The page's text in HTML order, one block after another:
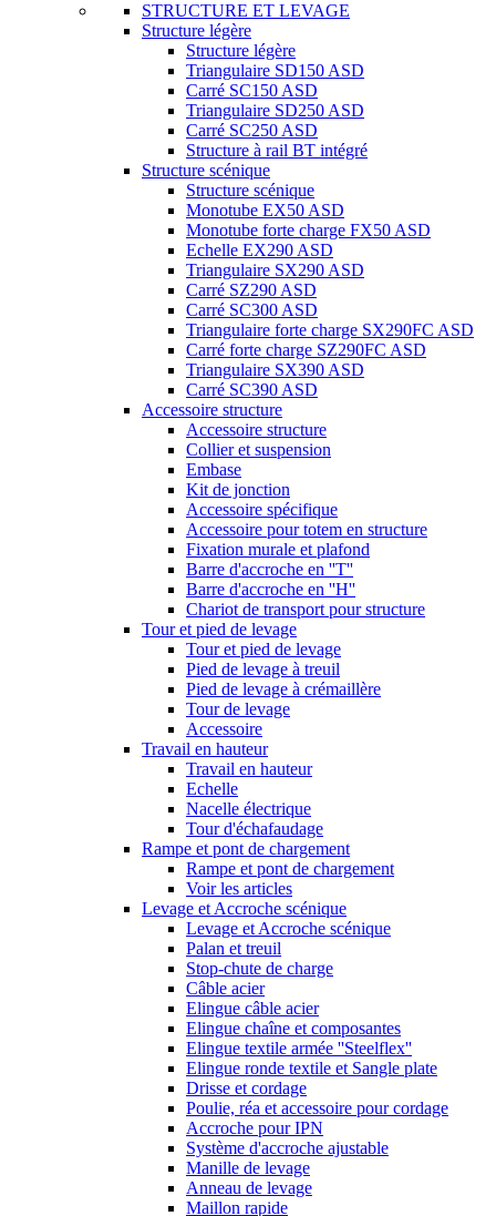
STRUCTURE ET LEVAGE
Structure légère
Structure légère
Triangulaire SD150 ASD
Carré SC150 ASD
Triangulaire SD250 ASD
Carré SC250 ASD
Structure à rail BT intégré
Structure scénique
Structure scénique
Monotube EX50 ASD
Monotube forte charge FX50 ASD
Echelle EX290 ASD
Triangulaire SX290 ASD
Carré SZ290 ASD
Carré SC300 ASD
Triangulaire forte charge SX290FC ASD
Carré forte charge SZ290FC ASD
Triangulaire SX390 ASD
Carré SC390 ASD
Accessoire structure
Accessoire structure
Collier et suspension
Embase
Kit de jonction
Accessoire spécifique
Accessoire pour totem en structure
Fixation murale et plafond
Barre d'accroche en ''T''
Barre d'accroche en ''H''
Chariot de transport pour structure
Tour et pied de levage
Tour et pied de levage
Pied de levage à treuil
Pied de levage à crémaillère
Tour de levage
Accessoire
Travail en hauteur
Travail en hauteur
Echelle
Nacelle électrique
Tour d'échafaudage
Rampe et pont de chargement
Rampe et pont de chargement
Voir les articles
Levage et Accroche scénique
Levage et Accroche scénique
Palan et treuil
Stop-chute de charge
Câble acier
Elingue câble acier
Elingue chaîne et composantes
Elingue textile armée ''Steelflex''
Elingue ronde textile et Sangle plate
Drisse et cordage
Poulie, réa et accessoire pour cordage
Accroche pour IPN
Système d'accroche ajustable
Manille de levage
Anneau de levage
Maillon rapide